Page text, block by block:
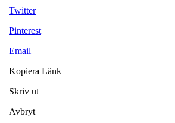
Twitter
Pinterest
Email
Kopiera Länk
Skriv ut
Avbryt